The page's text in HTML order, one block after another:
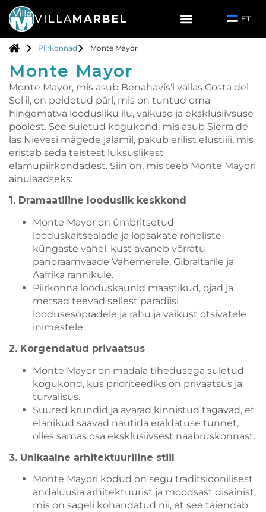
VILLAMARBEL ET
Piirkonnad Monte Mayor
Monte Mayor
Monte Mayor, mis asub Benahavís'i vallas Costa del
Sol'il, on peidetud pärl, mis on tuntud oma
hingematva loodusliku ilu, vaikuse ja eksklusiivsuse
poolest. See suletud kogukond, mis asub Sierra de
las Nievesi mägede jalamil, pakub erilist elustiili, mis
eristab seda teistest luksuslikest
elamupiirkondadest. Siin on, mis teeb Monte Mayori
ainulaadseks:
1. Dramaatiline looduslik keskkond
Monte Mayor on ümbritsetud
looduskaitsealade ja lopsakate roheliste
küngaste vahel, kust avaneb võrratu
panoraamvaade Vahemerele, Gibraltarile ja
Aafrika rannikule.
Piirkonna looduskaunid maastikud, ojad ja
metsad teevad sellest paradiisi
loodusesõpradele ja rahu ja vaikust otsivatele
inimestele.
2. Kõrgendatud privaatsus
Monte Mayor on madala tihedusega suletud
kogukond, kus prioriteediks on privaatsus ja
turvalisus.
Suured krundid ja avarad kinnistud tagavad, et
elanikud saavad nautida eraldatuse tunnet,
olles samas osa eksklusiivsest naabruskonnast.
3. Unikaalne arhitektuuriline stiil
Monte Mayori kodud on segu traditsioonilisest
andaluusia arhitektuurist ja moodsast disainist,
mis on sageli kohandatud nii, et see täiendab